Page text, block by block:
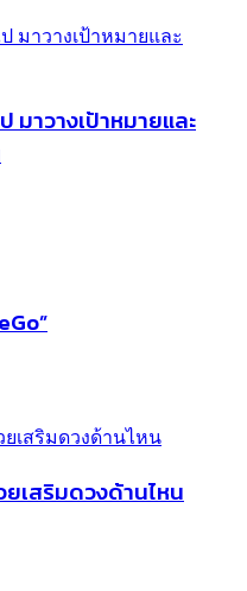
มาวางเป้าหมายและ
ยเสริมดวงด้านไหน